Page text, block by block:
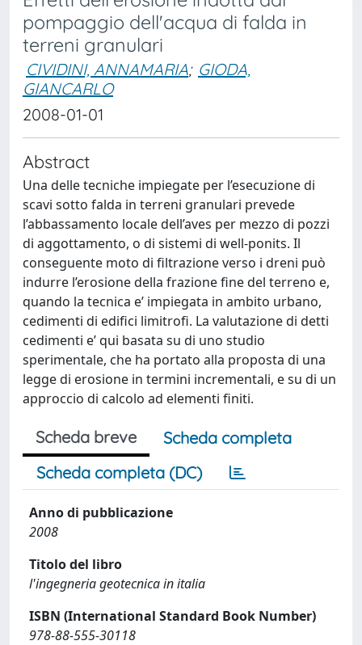
pompaggio dell'acqua di falda in
terreni granulari
CIVIDINI, ANNAMARIA; GIODA,
GIANCARLO
2008-01-01
Abstract
Una delle tecniche impiegate per l’esecuzione di
scavi sotto falda in terreni granulari prevede
l’abbassamento locale dell’aves per mezzo di pozzi
di aggottamento, o di sistemi di well-ponits. Il
conseguente moto di filtrazione verso i dreni può
indurre l’erosione della frazione fine del terreno e,
quando la tecnica e’ impiegata in ambito urbano,
cedimenti di edifici limitrofi. La valutazione di detti
cedimenti e’ qui basata su di uno studio
sperimentale, che ha portato alla proposta di una
legge di erosione in termini incrementali, e su di un
approccio di calcolo ad elementi finiti.
Scheda breve
Scheda completa
Scheda completa (DC)
Anno di pubblicazione
2008
Titolo del libro
l'ingegneria geotecnica in italia
ISBN (International Standard Book Number)
978-88-555-30118